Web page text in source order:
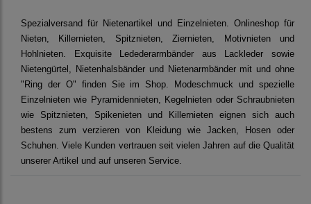
Spezialversand für Nietenartikel und Einzelnieten. Onlineshop für
Nieten, Killernieten, Spitznieten, Ziernieten, Motivnieten und
Hohlnieten. Exquisite Ledederarmbänder aus Lackleder sowie
Nietengürtel, Nietenhalsbänder und Nietenarmbänder mit und ohne
"Ring der O" finden Sie im Shop. Modeschmuck und spezielle
Einzelnieten wie Pyramidennieten, Kegelnieten oder Schraubnieten
wie Spitznieten, Spikenieten und Killernieten eignen sich auch
bestens zum verzieren von Kleidung wie Jacken, Hosen oder
Schuhen. Viele Kunden vertrauen seit vielen Jahren auf die Qualität
unserer Artikel und auf unseren Service.